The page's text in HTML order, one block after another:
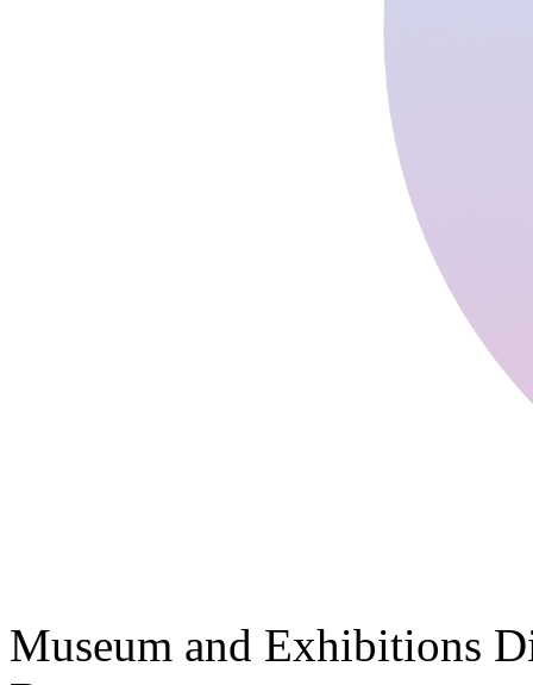
Museum and Exhibitions